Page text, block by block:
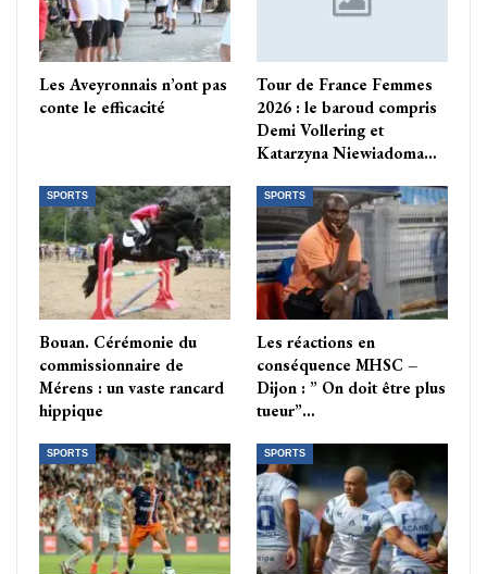
Les Aveyronnais n’ont pas
conte le efficacité
Tour de France Femmes
2026 : le baroud compris
Demi Vollering et
Katarzyna Niewiadoma…
SPORTS
Bouan. Cérémonie du
commissionnaire de
Mérens : un vaste rancard
hippique
SPORTS
Les réactions en
conséquence MHSC –
Dijon : ” On doit être plus
tueur”…
SPORTS SPORTS